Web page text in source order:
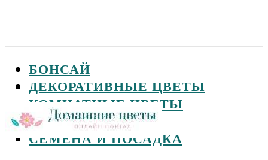
БОНСАЙ
ДЕКОРАТИВНЫЕ ЦВЕТЫ
КОМНАТНЫЕ ЦВЕТЫ
САДОВЫЕ ЦВЕТЫ
СЕМЕНА И ПОСАДКА